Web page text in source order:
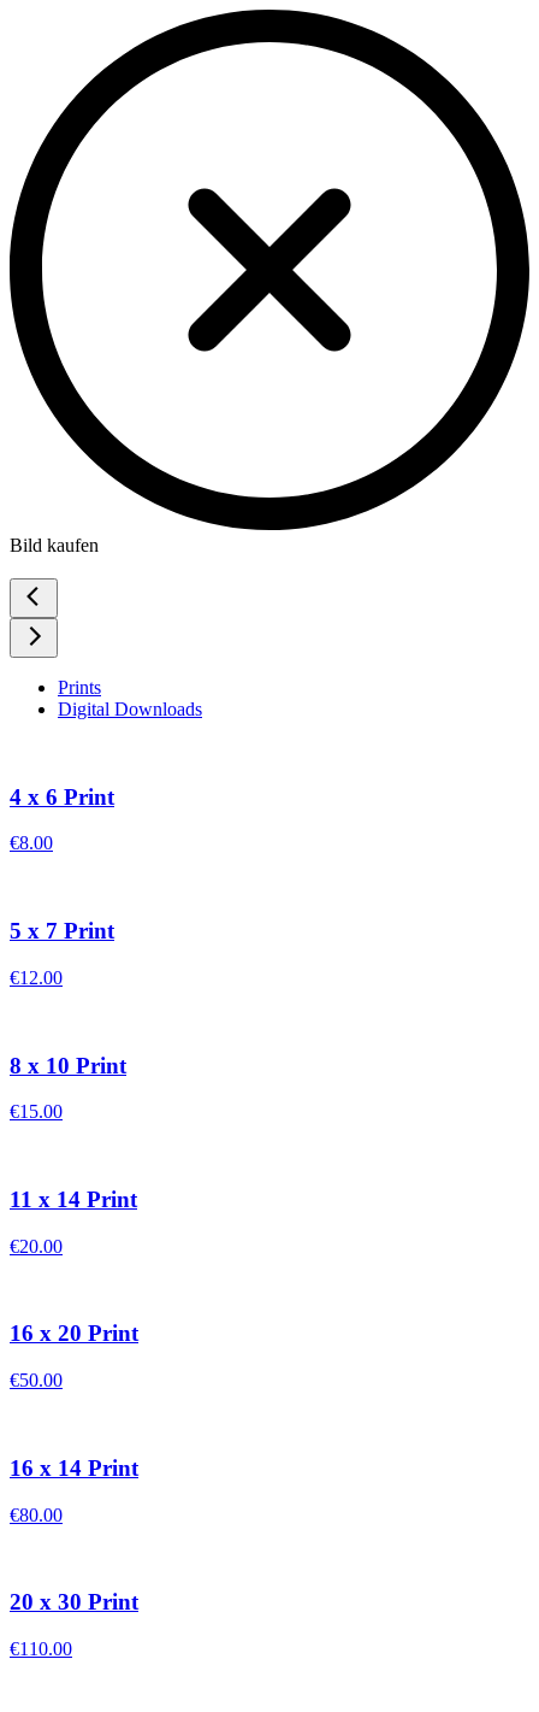
Bild kaufen
Prints
Digital Downloads
4 x 6 Print
€8.00
5 x 7 Print
€12.00
8 x 10 Print
€15.00
11 x 14 Print
€20.00
16 x 20 Print
€50.00
16 x 14 Print
€80.00
20 x 30 Print
€110.00